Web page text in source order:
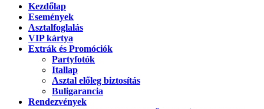
Kezdőlap
Események
Asztalfoglalás
VIP kártya
Extrák és Promóciók
Partyfotók
Itallap
Asztal előleg biztosítás
Buligarancia
Rendezvények